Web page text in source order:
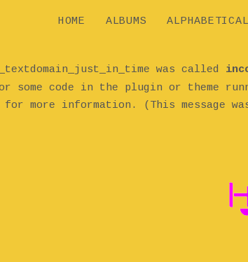
was called
some code in the plugin or theme
for more information. (This message
HOME ALBUMS ALPHABETICAL